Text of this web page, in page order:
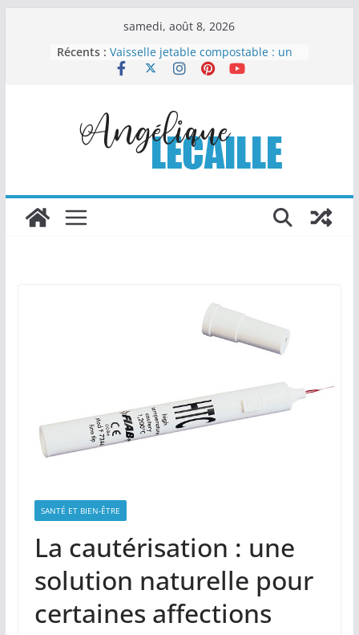
samedi, août 8, 2026
Récents : Vaisselle jetable compostable : un
choix malin pour organiser sans
personnalisée transforme les
recettes industrielles
Columbarium moderne et design :
quand l’art rencontre le souvenir
essentiel du développement
Le nettoyage automobile : l’art de
SANTÉ ET BIEN-ÊTRE
La cautérisation : une
solution naturelle pour
certaines affections